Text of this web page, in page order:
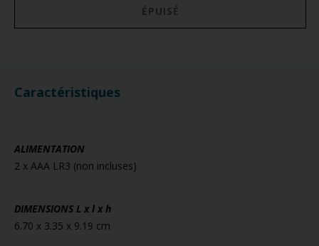
ÉPUISÉ
Caractéristiques
ALIMENTATION
2 x AAA LR3 (non incluses)
DIMENSIONS L x l x h
6.70 x 3.35 x 9.19 cm